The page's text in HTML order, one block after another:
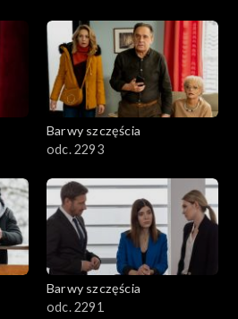
Barwy szczęścia
odc. 2293
Barwy szczęścia
odc. 2291